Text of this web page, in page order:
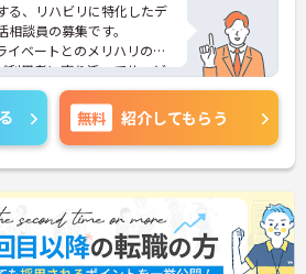
る、リハビリに特化したデ
談員の募集です。
イベートとのメリハリのあ
利用者に寄り添ってサービ
ける方を募集しています。
対策ポイントなど、さら
お気軽にご相談くださ
無料 紹介してもらう